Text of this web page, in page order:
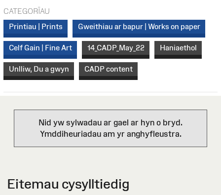
CATEGORÏAU
Printiau | Prints
Gweithiau ar bapur | Works on paper
Celf Gain | Fine Art 14_CADP_May_22 Haniaethol
Unlliw, Du a gwyn CADP content
Nid yw sylwadau ar gael ar hyn o bryd.
Ymddiheuriadau am yr anghyfleustra.
Eitemau cysylltiedig